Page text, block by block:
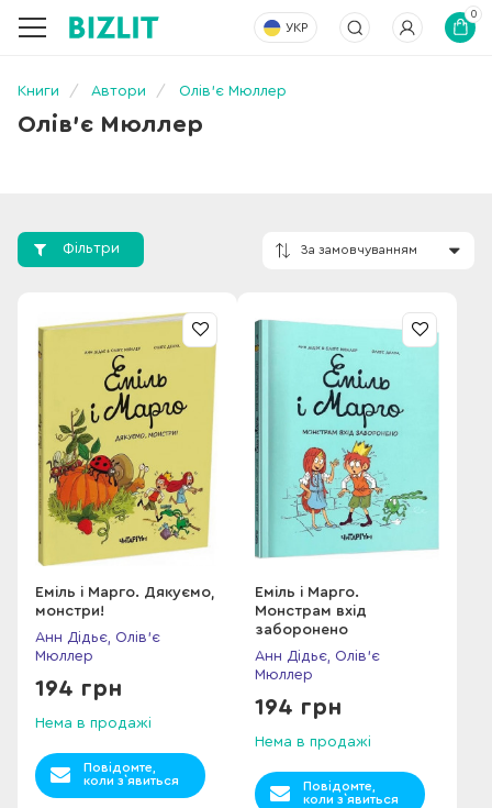
УКР
0
Книги Автори Олів'є Мюллер
Олів'є Мюллер
Фільтри
Еміль і Марго. Дякуємо,
монстри!
Анн Дідьє, Олів'є
Мюллер
194 грн
Нема в продажі
Повідомте,
коли з`явиться
Еміль і Марго.
Монстрам вхід
заборонено
Анн Дідьє, Олів'є
Мюллер
194 грн
Нема в продажі
Повідомте,
коли з`явиться